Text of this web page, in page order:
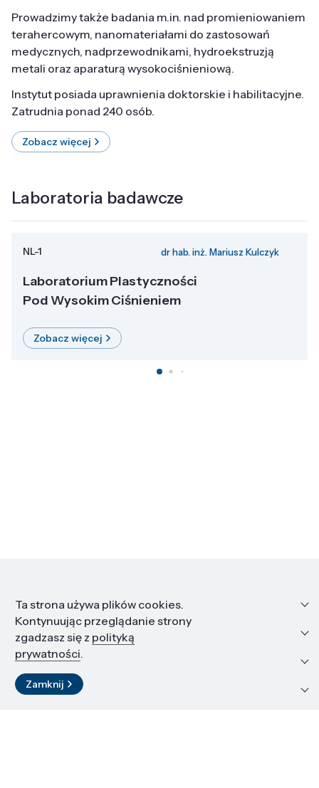
Prowadzimy także badania m.in. nad promieniowaniem
terahercowym, nanomateriałami do zastosowań
medycznych, nadprzewodnikami, hydroekstruzją
metali oraz aparaturą wysokociśnieniową.
Instytut posiada uprawnienia doktorskie i habilitacyjne.
Zatrudnia ponad 240 osób.
Zobacz więcej
Laboratoria badawcze
NL-1 dr hab. inż. Mariusz Kulczyk
Laboratorium Plastyczności
Pod Wysokim Ciśnieniem
Zobacz więcej
Informacje
Edukacja i kariera
Zasoby i materiały
Kontakt
Ta strona używa plików cookies.
Kontynuując przeglądanie strony
zgadzasz się z polityką
prywatności.
Zamknij